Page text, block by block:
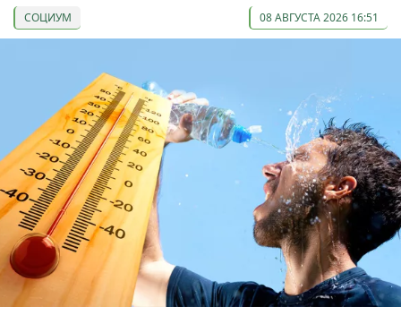
СОЦИУМ 08 АВГУСТА 2026 16:51